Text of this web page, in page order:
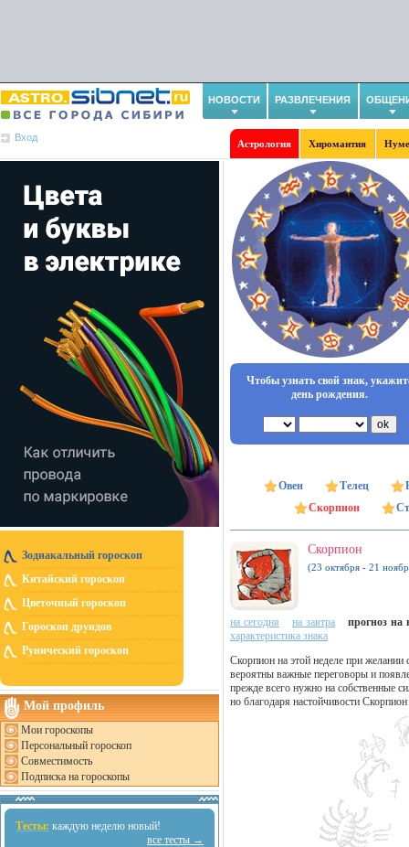
НОВОСТИ РАЗВЛЕЧЕНИЯ
Вход
Астрология Хиромантия
Зодиакальный гороскоп
Китайский гороскоп
Цветочный гороскоп
Гороскоп друидов
Рунический гороскоп
Мой профиль
Мои гороскопы
Персональный гороскоп
Совместимость
Подписка на гороскопы
Тесты: каждую неделю новый!
все тесты →
Чтобы узнать свой знак,
день рождения.
Овен Телец
Скорпион
Скорпион
(23 октября - 21
на сегодня на завтра
прогноз на
характеристика знака
Скорпион на этой неделе при желании
вероятны важные переговоры и
прежде всего нужно на собственные
но благодаря настойчивости